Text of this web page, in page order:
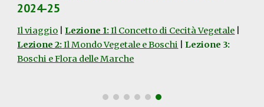
2024-25
Il viaggio |Lezione 1:Il Concetto di Cecità Vegetale
Lezione 2:Il Mondo Vegetale e Boschi
Lezione 3:
Boschi e Flora delle Marche